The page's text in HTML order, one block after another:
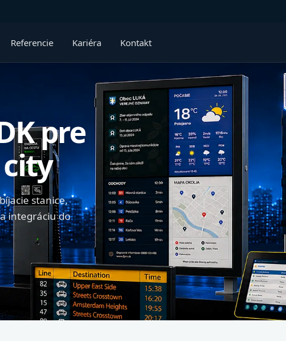
Referencie Kariéra Kontakt
pre
stanice,
integráciu do